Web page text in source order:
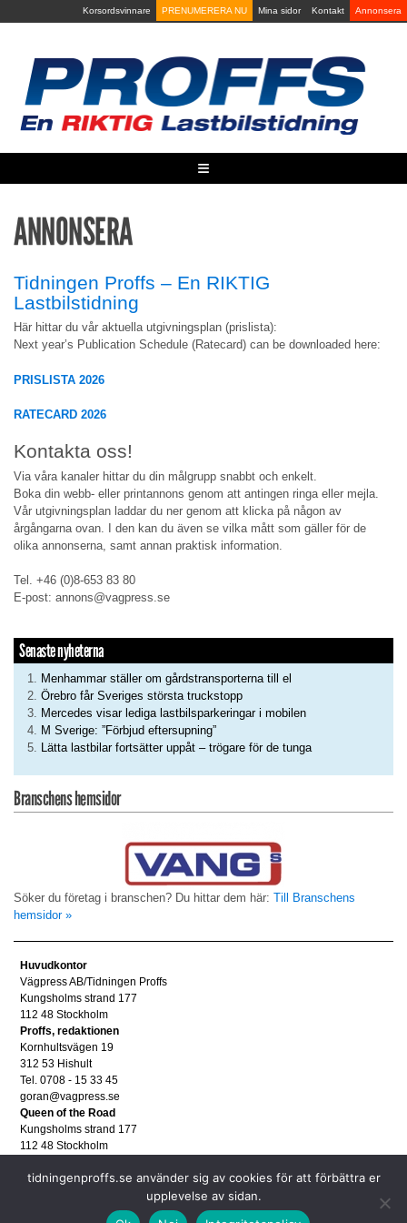
to
Korsordsvinnare PRENUMERERA NU Mina sidor Kontakt Annonsera
≡
ANNONSERA
Tidningen Proffs – En RIKTIG
Lastbilstidning
Här hittar du vår aktuella utgivningsplan (prislista):
Next year’s Publication Schedule (Ratecard) can be downloaded here:
PRISLISTA 2026
RATECARD 2026
Kontakta oss!
Via våra kanaler hittar du din målgrupp snabbt och enkelt.
Boka din webb- eller printannons genom att antingen ringa eller mejla.
Vår utgivningsplan laddar du ner genom att klicka på någon av
årgångarna ovan. I den kan du även se vilka mått som gäller för de
olika annonserna, samt annan praktisk information.
Tel. +46 (0)8-653 83 80
E-post: annons@vagpress.se
Senaste nyheterna
Menhammar ställer om gårdstransporterna till el
Örebro får Sveriges största truckstopp
Mercedes visar lediga lastbilsparkeringar i mobilen
M Sverige: ”Förbjud eftersupning”
Lätta lastbilar fortsätter uppåt – trögare för de tunga
Branschens hemsidor
Söker du företag i branschen? Du hittar dem här: Till Branschens
hemsidor »
Huvudkontor
Vägpress AB/Tidningen Proffs
Kungsholms strand 177
112 48 Stockholm
Proffs, redaktionen
Kornhultsvägen 19
312 53 Hishult
Tel. 0708 - 15 33 45
goran@vagpress.se
Queen of the Road
Kungsholms strand 177
112 48 Stockholm
Tel. 08 - 653 83 80
tidningenproffs.se använder sig av cookies för att förbättra er
upplevelse av sidan.